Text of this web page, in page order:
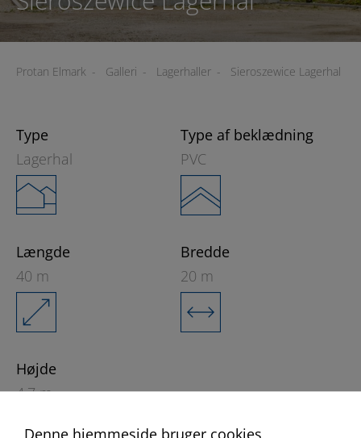
Protan Elmark - Galleri - Lagerhaller - Sieroszewice Lagerhal
Type
Lagerhal
Type af beklædning
PVC
Længde
40 m
Bredde
20 m
Højde
4,7 m
Denne hjemmeside bruger cookies